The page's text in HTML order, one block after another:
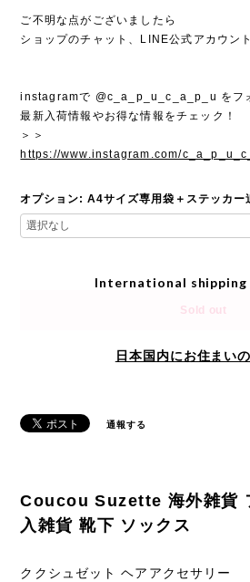
ご不明な点がございましたら
ショップのチャット、LINE公式アカウン
instagramで @c_a_p_u_c_a_p_u をフ
最新入荷情報やお得な情報をチェック！
＞＞
https://www.instagram.com/
オプション: A4サイズ専用袋＋ステッカー
International shipping
Sold out
日本国内にお住まい
通報する
Coucou Suzette 海外雑貨
入雑貨 靴下 ソックス
ククシュゼット ヘアアクセサリー